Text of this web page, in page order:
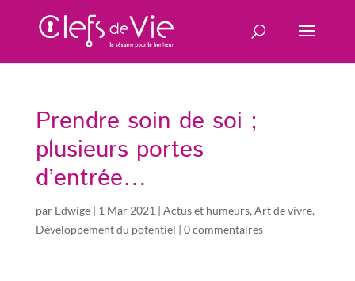
Prendre soin de soi ;
plusieurs portes
d’entrée…
par Edwige| 1 Mar 2021 | Actus et humeurs, Art de vivre,
Développement du potentiel | 0 commentaires